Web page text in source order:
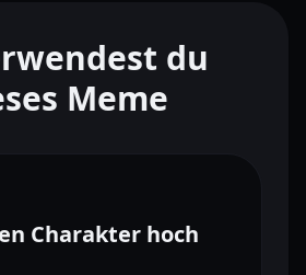
du
Meme
Charakter hoch